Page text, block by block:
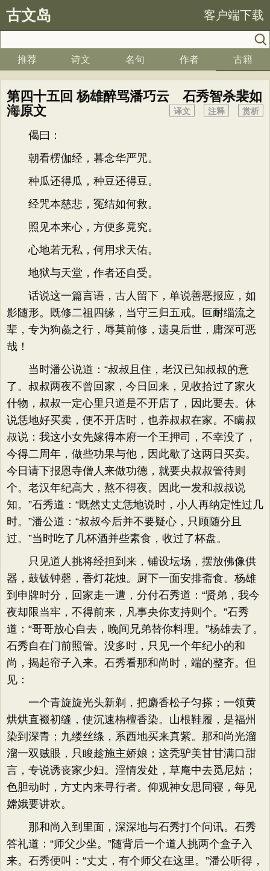
古文岛 客户端下载
推荐 诗文 名句 作者 古籍
第四十五回 杨雄醉骂潘巧云 石秀智杀裴如
海原文
赏析
注释
译文
偈曰：
朝看楞伽经，暮念华严咒。
种瓜还得瓜，种豆还得豆。
经咒本慈悲，冤结如何救。
照见本来心，方便多竟究。
心地若无私，何用求天佑。
地狱与天堂，作者还自受。
话说这一篇言语，古人留下，单说善恶报应，如
影随形。既修二祖四缘，当守三归五戒。叵耐缁流之
辈，专为狗彘之行，辱莫前修，遗臭后世，庸深可恶
哉！
当时潘公说道：“叔叔且住，老汉已知叔叔的意
了。叔叔两夜不曾回家，今日回来，见收拾过了家火
什物，叔叔一定心里只道是不开店了，因此要去。休
说恁地好买卖，便不开店时，也养叔叔在家。不瞒叔
叔说：我这小女先嫁得本府一个王押司，不幸没了，
今得二周年，做些功果与他，因此歇了这两日买卖。
今日请下报恩寺僧人来做功德，就要央叔叔管待则
个。老汉年纪高大，熬不得夜。因此一发和叔叔说
知。”石秀道：“既然丈丈恁地说时，小人再纳定性过几
时。”潘公道：“叔叔今后并不要疑心，只顾随分且
过。”当时吃了几杯酒并些素食，收过了杯盘。
只见道人挑将经担到来，铺设坛场，摆放佛像供
器，鼓钹钟磬，香灯花烛。厨下一面安排斋食。杨雄
到申牌时分，回家走一遭，分付石秀道：“贤弟，我今
夜却限当牢，不得前来，凡事央你支持则个。”石秀
道：“哥哥放心自去，晚间兄弟替你料理。”杨雄去了。
石秀自在门前照管。没多时，只见一个年纪小的和
尚，揭起帘子入来。石秀看那和尚时，端的整齐。但
见：
一个青旋旋光头新剃，把麝香松子匀搽；一领黄
烘烘直裰初缝，使沉速栴檀香染。山根鞋履，是福州
染到深青；九缕丝绦，系西地买来真紫。那和尚光溜
溜一双贼眼，只睃趁施主娇娘；这秃驴美甘甘满口甜
言，专说诱丧家少妇。淫情发处，草庵中去觅尼姑；
色胆动时，方丈内来寻行者。仰观神女思同寝，每见
嫦娥要讲欢。
那和尚入到里面，深深地与石秀打个问讯。石秀
答礼道：“师父少坐。”随背后一个道人挑两个盒子入
来。石秀便叫：“丈丈，有个师父在这里。”潘公听得，